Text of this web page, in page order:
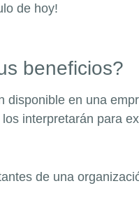
de hoy!
beneficios?
en una
interpretarán para
de una